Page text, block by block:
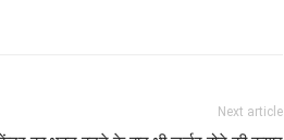
Next article